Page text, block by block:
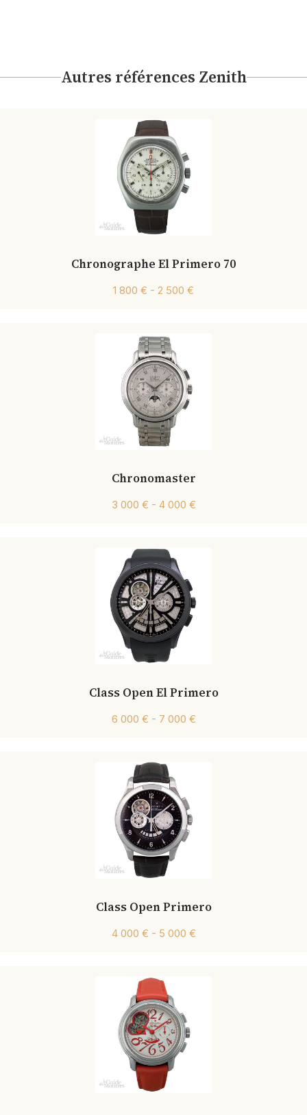
Autres références Zenith
Chronographe El Primero 70
1 800 € - 2 500 €
Chronomaster
3 000 € - 4 000 €
Class Open El Primero
6 000 € - 7 000 €
Class Open Primero
4 000 € - 5 000 €